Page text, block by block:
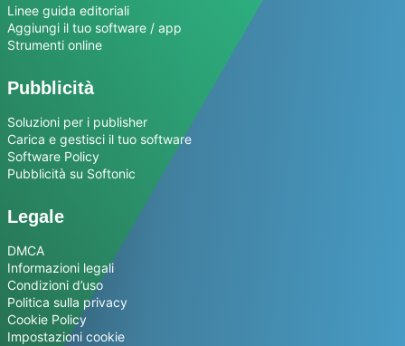
Linee guida editoriali
Aggiungi il tuo software / app
Strumenti online
Pubblicità
Soluzioni per i publisher
Carica e gestisci il tuo software
Software Policy
Pubblicità su Softonic
Legale
DMCA
Informazioni legali
Condizioni d’uso
Politica sulla privacy
Cookie Policy
Impostazioni cookie